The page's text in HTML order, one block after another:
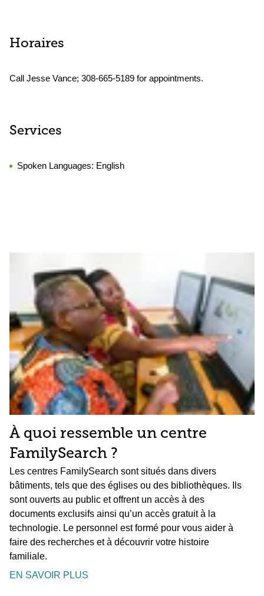
Horaires
Call Jesse Vance; 308-665-5189 for appointments.
Services
Spoken Languages: English
À quoi ressemble un centre
FamilySearch ?
Les centres FamilySearch sont situés dans divers
bâtiments, tels que des églises ou des bibliothèques. Ils
sont ouverts au public et offrent un accès à des
documents exclusifs ainsi qu’un accès gratuit à la
technologie. Le personnel est formé pour vous aider à
faire des recherches et à découvrir votre histoire
familiale.
EN SAVOIR PLUS